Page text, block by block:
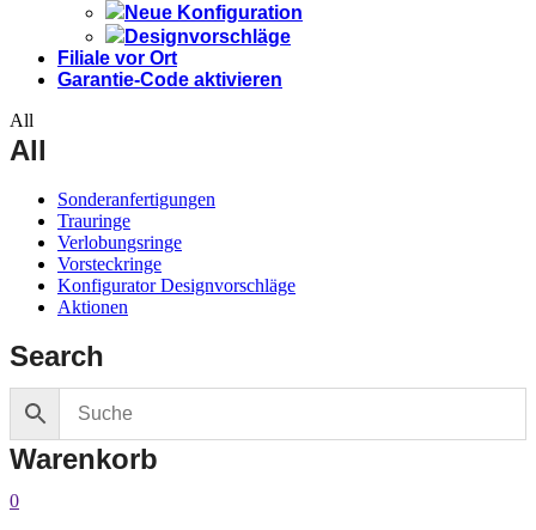
Neue Konfiguration
Designvorschläge
Filiale vor Ort
Garantie-Code aktivieren
All
All
Sonderanfertigungen
Trauringe
Verlobungsringe
Vorsteckringe
Konfigurator Designvorschläge
Aktionen
Search
Warenkorb
0